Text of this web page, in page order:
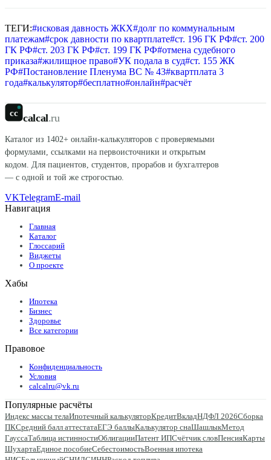
ТЕГИ:#исковая давность ЖКХ#долг по коммунальным
платежам#срок давности по квартплате#ст. 196 ГК РФ#ст. 200
ГК РФ#ст. 203 ГК РФ#ст. 199 ГК РФ#отмена судебного
приказа#жилищное право#УК подала в суд#ст. 155 ЖК
РФ#Постановление Пленума ВС № 43#квартплата 3
года#калькулятор#бесплатно#онлайн#расчёт
cc calcal.ru
Каталог из 1402+ онлайн-калькуляторов с проверяемыми
формулами, ссылками на первоисточники и открытым
кодом. Для пациентов, студентов, прорабов и бухгалтеров
— с одной и той же строгостью.
VKTelegramE-mail
Навигация
Главная
Каталог
Глоссарий
Виджеты
О проекте
Хабы
Ипотека
Бизнес
Здоровье
Все категории
Правовое
Конфиденциальность
Условия
calcalru@vk.ru
Популярные расчёты
Индекс массы телаИпотечный калькуляторКредитВкладНДФЛ 2026Сборка
ПКСредний балл аттестатаЕГЭ баллыКалькулятор снаШашлыкМетод
ГауссаТаблица истинностиОблигацииПатент ИПСчётчик словПенсияКарты
ШухартаЕдиное пособиеСебестоимостьВоенная ипотека